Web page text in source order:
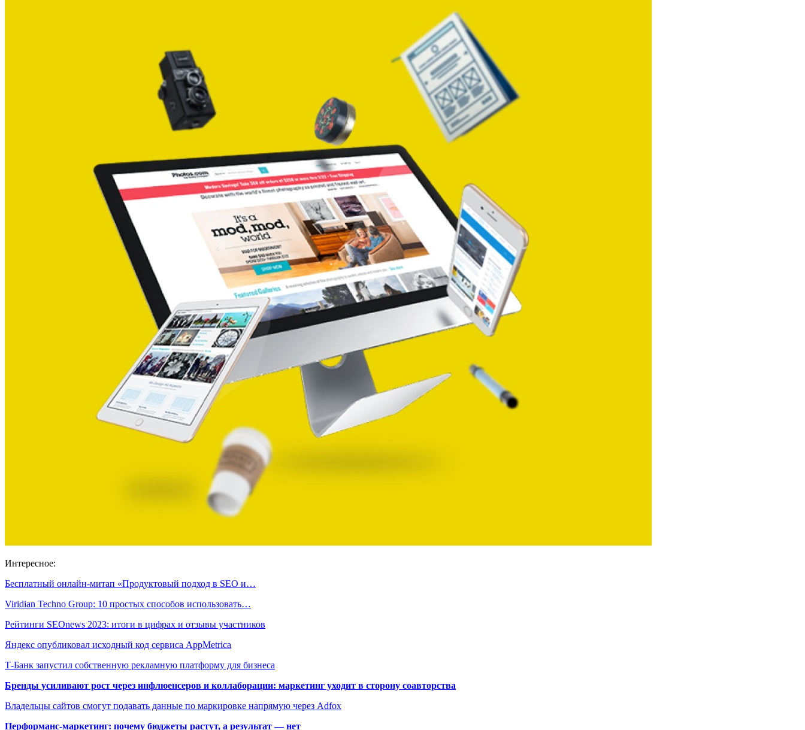
Интересное:
Бесплатный онлайн-митап «Продуктовый подход в SEO и…
Viridian Techno Group: 10 простых способов использовать…
Рейтинги SEOnews 2023: итоги в цифрах и отзывы участников
Яндекс опубликовал исходный код сервиса AppMetrica
Т-Банк запустил собственную рекламную платформу для бизнеса
Бренды усиливают рост через инфлюенсеров и коллаборации: маркетинг уходит в сторону соавторства
Владельцы сайтов смогут подавать данные по маркировке напрямую через Adfox
Перформанс-маркетинг: почему бюджеты растут, а результат — нет